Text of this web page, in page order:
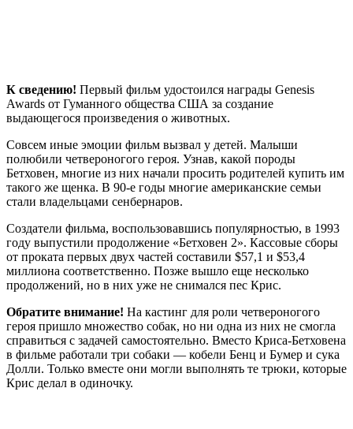
К сведению! Первый фильм удостоился награды Genesis
Awards от Гуманного общества США за создание
выдающегося произведения о животных.
Совсем иные эмоции фильм вызвал у детей. Малыши
полюбили четвероногого героя. Узнав, какой породы
Бетховен, многие из них начали просить родителей купить им
такого же щенка. В 90-е годы многие американские семьи
стали владельцами сенбернаров.
Создатели фильма, воспользовавшись популярностью, в 1993
году выпустили продолжение «Бетховен 2». Кассовые сборы
от проката первых двух частей составили $57,1 и $53,4
миллиона соответственно. Позже вышло еще несколько
продолжений, но в них уже не снимался пес Крис.
Обратите внимание! На кастинг для роли четвероногого
героя пришло множество собак, но ни одна из них не смогла
справиться с задачей самостоятельно. Вместо Криса-Бетховена
в фильме работали три собаки — кобели Бенц и Бумер и сука
Долли. Только вместе они могли выполнять те трюки, которые
Крис делал в одиночку.